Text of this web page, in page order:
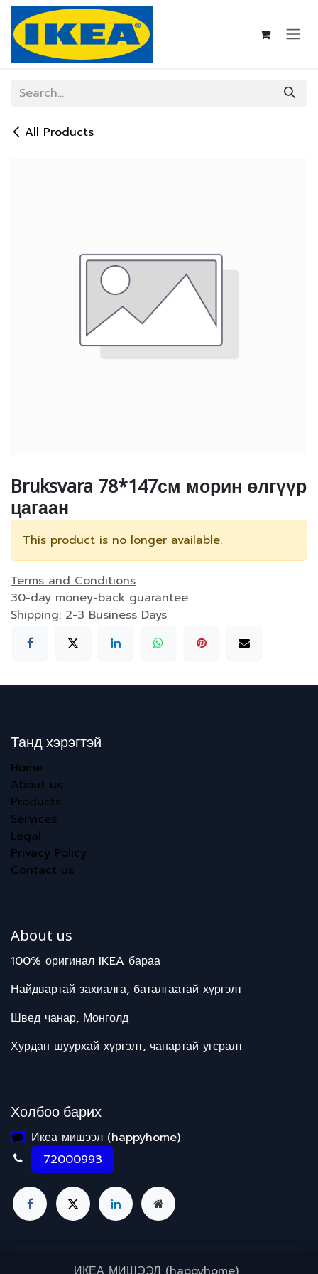
Skip to Content
All Products
Bruksvara 78*147см морин өлгүүр
цагаан
This product is no longer available.
Terms and Conditions
30-day money-back guarantee
Shipping: 2-3 Business Days
Танд хэрэгтэй
Home
About us
Products
Services
Legal
Privacy Policy
Contact us
About us
100% оригинал IKEA бараа
Найдвартай захиалга, баталгаатай хүргэлт
Швед чанар, Монголд
Хурдан шуурхай хүргэлт, чанартай угсралт
Холбоо барих
Икеа мишээл (happyhome)
72000993